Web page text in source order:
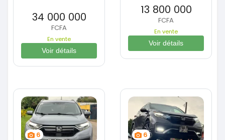
34 000 000
FCFA
En vente
Voir détails
13 800 000
FCFA
En vente
Voir détails
6 6